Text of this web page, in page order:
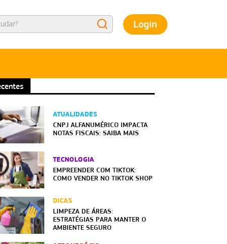
Login
ATUALIDADES
CNPJ ALFANUMÉRICO IMPACTA
NOTAS FISCAIS: SAIBA MAIS
TECNOLOGIA
EMPREENDER COM TIKTOK:
COMO VENDER NO TIKTOK SHOP
DICAS
LIMPEZA DE ÁREAS:
ESTRATÉGIAS PARA MANTER O
AMBIENTE SEGURO